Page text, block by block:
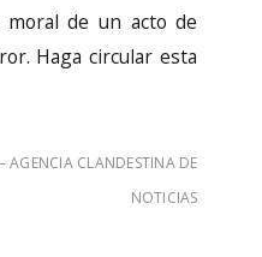
de un acto de
Haga circular esta
AGENCIA CLANDESTINA DE
NOTICIAS